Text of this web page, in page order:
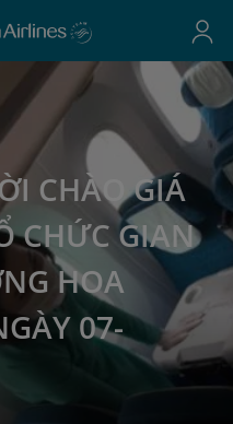
CHÀO GIÁ
CHỨC GIAN
HOA
07-